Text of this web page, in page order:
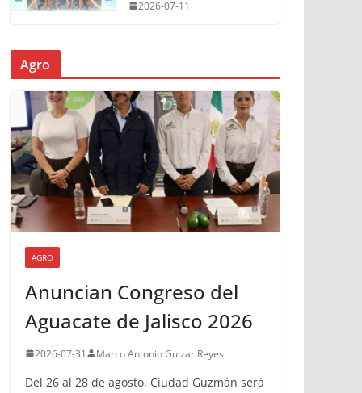
2026-07-11
Agro
AGRO
Anuncian Congreso del
Aguacate de Jalisco 2026
2026-07-31 Marco Antonio Guizar Reyes
Del 26 al 28 de agosto, Ciudad Guzmán será